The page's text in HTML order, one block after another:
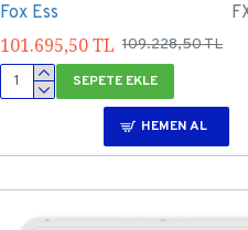
Fox Ess
101.695,50 TL 109.228,50 TL
SEPETE EKLE
HEMEN AL